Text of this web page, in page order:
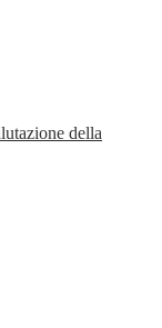
della